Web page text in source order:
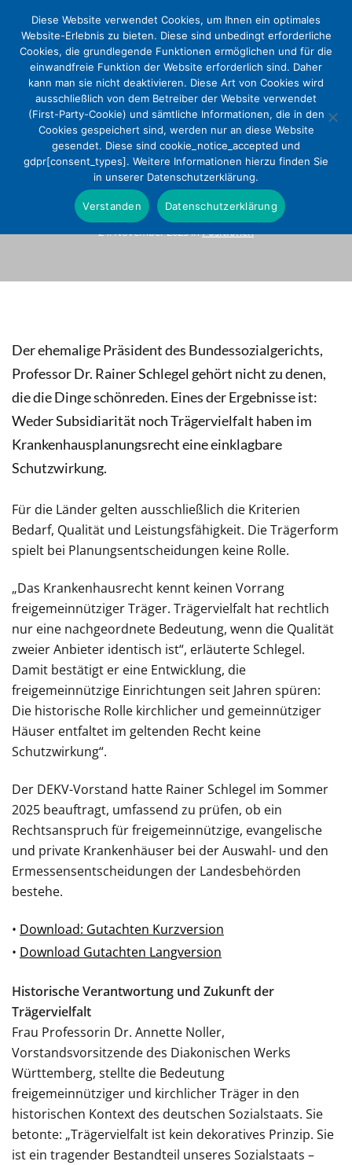
DEKV-Forum Subsidiarität und
Trägervielfalt am 18. Nov. 2025
24. November 2025 inPositionen
Der ehemalige Präsident des Bundessozialgerichts,
Professor Dr. Rainer Schlegel gehört nicht zu denen,
die die Dinge schönreden. Eines der Ergebnisse ist:
Weder Subsidiarität noch Trägervielfalt haben im
Krankenhausplanungsrecht eine einklagbare
Schutzwirkung.
Für die Länder gelten ausschließlich die Kriterien
Bedarf, Qualität und Leistungsfähigkeit. Die Trägerform
spielt bei Planungsentscheidungen keine Rolle.
„Das Krankenhausrecht kennt keinen Vorrang
freigemeinnütziger Träger. Trägervielfalt hat rechtlich
nur eine nachgeordnete Bedeutung, wenn die Qualität
zweier Anbieter identisch ist“, erläuterte Schlegel.
Damit bestätigt er eine Entwicklung, die
freigemeinnützige Einrichtungen seit Jahren spüren:
Die historische Rolle kirchlicher und gemeinnütziger
Häuser entfaltet im geltenden Recht keine
Schutzwirkung“.
Der DEKV-Vorstand hatte Rainer Schlegel im Sommer
2025 beauftragt, umfassend zu prüfen, ob ein
Rechtsanspruch für freigemeinnützige, evangelische
und private Krankenhäuser bei der Auswahl- und den
Ermessensentscheidungen der Landesbehörden
bestehe.
• Download: Gutachten Kurzversion
• Download Gutachten Langversion
Historische Verantwortung und Zukunft der
Trägervielfalt
Frau Professorin Dr. Annette Noller,
Vorstandsvorsitzende des Diakonischen Werks
Württemberg, stellte die Bedeutung
freigemeinnütziger und kirchlicher Träger in den
historischen Kontext des deutschen Sozialstaats. Sie
betonte: „Trägervielfalt ist kein dekoratives Prinzip. Sie
ist ein tragender Bestandteil unseres Sozialstaats –
Diese Website verwendet Cookies, um Ihnen ein optimales
Website-Erlebnis zu bieten. Diese sind unbedingt erforderliche
Cookies, die grundlegende Funktionen ermöglichen und für die
einwandfreie Funktion der Website erforderlich sind. Daher
kann man sie nicht deaktivieren. Diese Art von Cookies wird
ausschließlich von dem Betreiber der Website verwendet
(First-Party-Cookie) und sämtliche Informationen, die in den
Cookies gespeichert sind, werden nur an diese Website
gesendet. Diese sind cookie_notice_accepted und
gdpr[consent_types]. Weitere Informationen hierzu finden Sie
in unserer Datenschutzerklärung.
Verstanden Datenschutzerklärung